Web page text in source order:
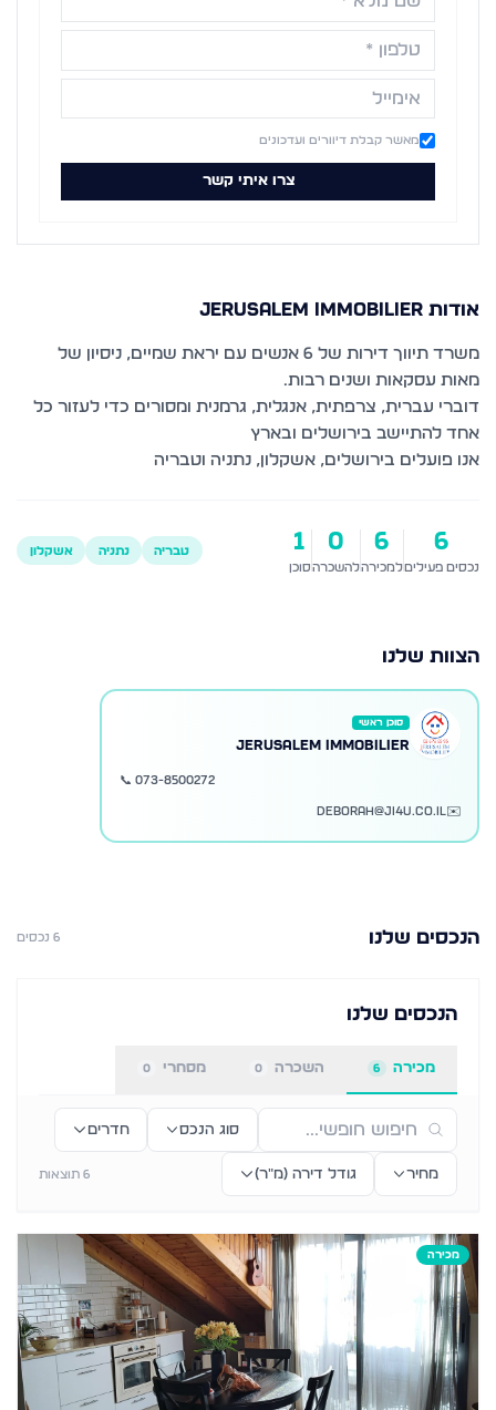
מאשר קבלת דיוורים ועדכונים
צרו איתי קשר
אודותJERUSALEM IMMOBILIER
משרד תיווך דירות של 6 אנשים עם יראת שמיים, ניסיון של
דוברי עברית, צרפתית, אנגלית, גרמנית ומסורים כדי לעזור כל
אנו פועלים בירושלים, אשקלון, נתניה וטבריה
6
נכסים פעילים
6
למכירה
0
להשכרה
1
סוכן
טבריה נתניה אשקלון
הצוות שלנו
סוכן ראשי
JERUSALEM IMMOBILIER
📞 073-8500272
✉️
deborah@ji4u.co.il
הנכסים שלנו 6נכסים
הנכסים שלנו
מכירה 6 השכרה 0 מסחרי 0
סוג הנכס חדרים
מחיר גודל דירה (מ״ר) 6 תוצאות
מכירה